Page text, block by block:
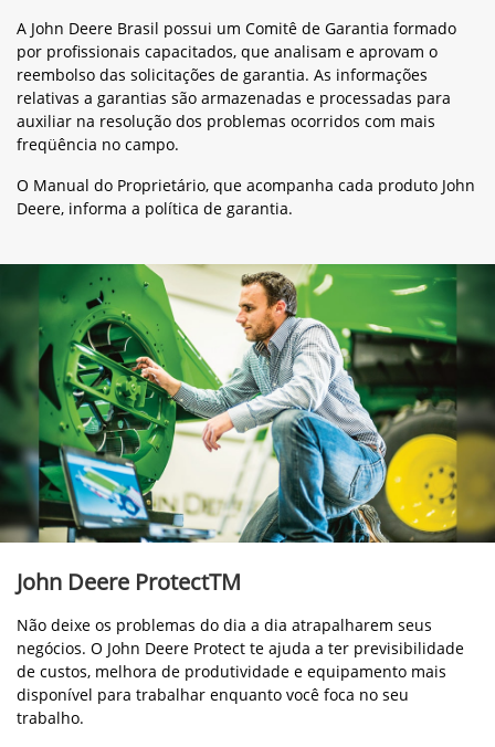
A John Deere Brasil possui um Comitê de Garantia formado
por profissionais capacitados, que analisam e aprovam o
reembolso das solicitações de garantia. As informações
relativas a garantias são armazenadas e processadas para
auxiliar na resolução dos problemas ocorridos com mais
freqüência no campo.
O Manual do Proprietário, que acompanha cada produto John
Deere, informa a política de garantia.
John Deere ProtectTM
Não deixe os problemas do dia a dia atrapalharem seus
negócios. O John Deere Protect te ajuda a ter previsibilidade
de custos, melhora de produtividade e equipamento mais
disponível para trabalhar enquanto você foca no seu
trabalho.